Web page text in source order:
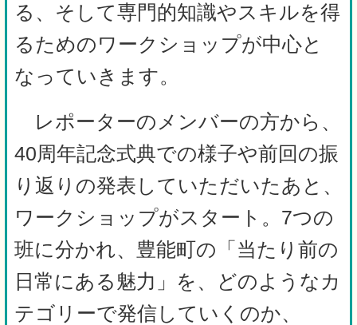
る、そして専門的知識やスキルを得
るためのワークショップが中心と
なっていきます。
レポーターのメンバーの方から、
40周年記念式典での様子や前回の振
り返りの発表していただいたあと、
ワークショップがスタート。 7つの
班に分かれ、豊能町の「当たり前の
日常にある魅力」を、どのようなカ
テゴリーで発信していくのか、